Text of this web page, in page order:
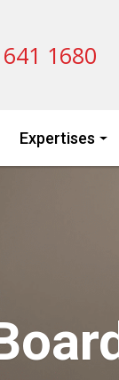
1680
Expertises